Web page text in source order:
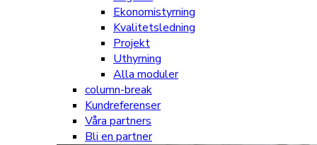
Ekonomistyrning
Kvalitetsledning
Projekt
Uthyrning
Alla moduler
column-break
Kundreferenser
Våra partners
Bli en partner